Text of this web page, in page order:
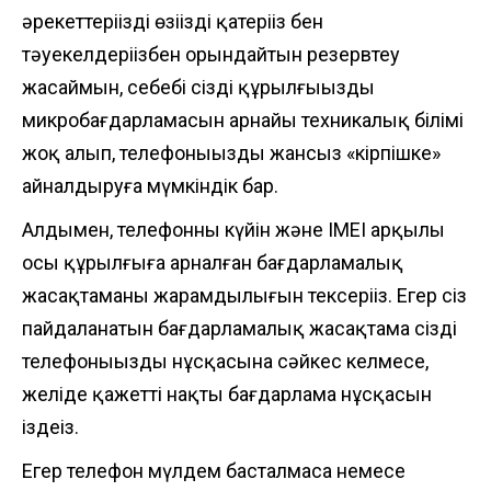
әрекеттеріңізді өзіңіздің қатеріңіз бен
тәуекелдеріңізбен орындайтын резервтеу
жасаймын, себебі сіздің құрылғыңыздың
микробағдарламасын арнайы техникалық білімі
жоқ алып, телефоныңызды жансыз «кірпішке»
айналдыруға мүмкіндік бар.
Алдымен, телефонның күйін және IMEI арқылы
осы құрылғыға арналған бағдарламалық
жасақтаманың жарамдылығын тексеріңіз. Егер сіз
пайдаланатын бағдарламалық жасақтама сіздің
телефоныңыздың нұсқасына сәйкес келмесе,
желіде қажетті нақты бағдарлама нұсқасын
іздеңіз.
Егер телефон мүлдем басталмаса немесе